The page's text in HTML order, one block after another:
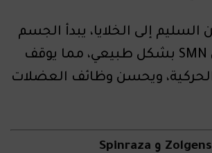
إلى الخلايا، يبدأ الجسم
في إنتاج بروتين SMN بشكل طبيعي، مما يوقف
ويحسن وظائف العضلات